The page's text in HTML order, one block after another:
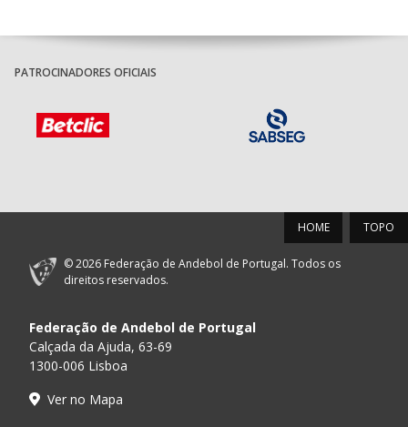
PATROCINADORES OFICIAIS
TOPO
HOME
© 2026 Federação de Andebol de Portugal. Todos os
direitos reservados.
Federação de Andebol de Portugal
Calçada da Ajuda, 63-69
1300-006 Lisboa
Ver no Mapa